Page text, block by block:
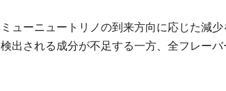
ューニュートリノの到来方向に応じた減
出される成分が不足する一方、全フレー